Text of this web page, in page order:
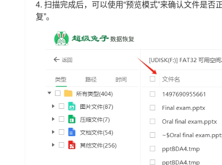
4. 扫描完成后，可以使用“预览模式”来确认文件是
复”。